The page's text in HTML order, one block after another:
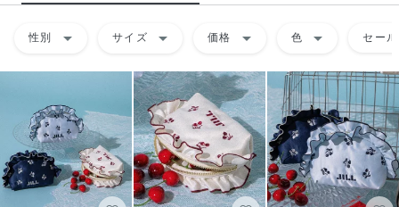
性別 arrow_drop_down サイズ arrow_drop_down 価格 arrow_drop_down 色 arrow_drop_down セール